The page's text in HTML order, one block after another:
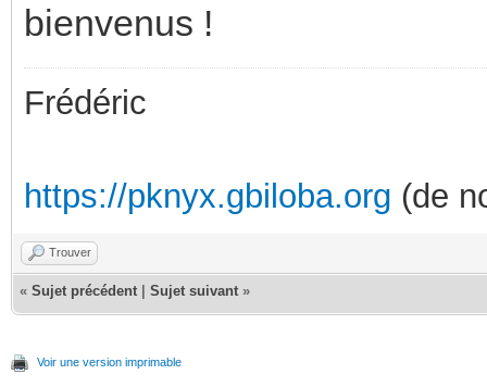
bienvenus !
Frédéric
https://pknyx.gbiloba.org (de
Trouver
« Sujet précédent Sujet suivant »
Voir une version imprimable